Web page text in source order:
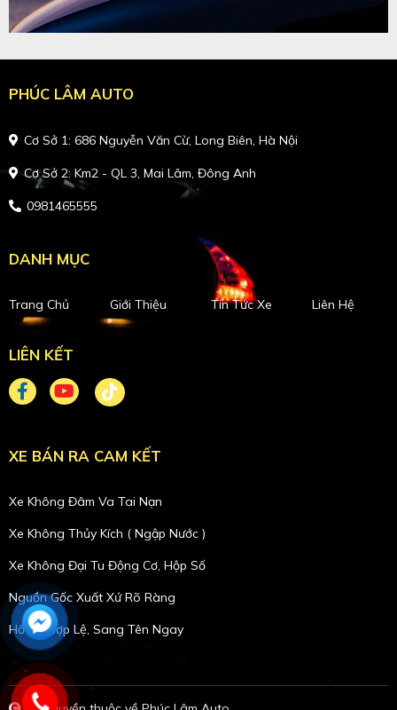
PHÚC LÂM AUTO
Cơ Sở 1: 686 Nguyễn Văn Cừ, Long Biên, Hà Nội
Cơ Sở 2: Km2 - QL 3, Mai Lâm, Đông Anh
0981465555
DANH MỤC
Trang Chủ Giới Thiệu Tin Tức Xe Liên Hệ
LIÊN KẾT
XE BÁN RA CAM KẾT
Xe Không Đâm Va Tai Nạn
Xe Không Thủy Kích ( Ngập Nước )
Xe Không Đại Tu Động Cơ, Hộp Số
Nguồn Gốc Xuất Xứ Rõ Ràng
Hồ Sơ Hợp Lệ, Sang Tên Ngay